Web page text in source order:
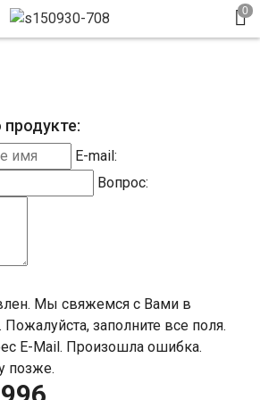
E-mail:
Вопрос:
Мы свяжемся с Вами в
Пожалуйста, заполните все поля.
E-Mail. Произошла ошибка.
позже.